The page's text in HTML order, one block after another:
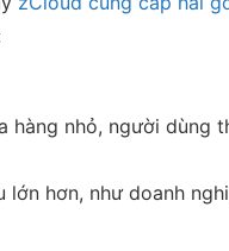
hàng nhỏ, người dùng
hơn, như doanh